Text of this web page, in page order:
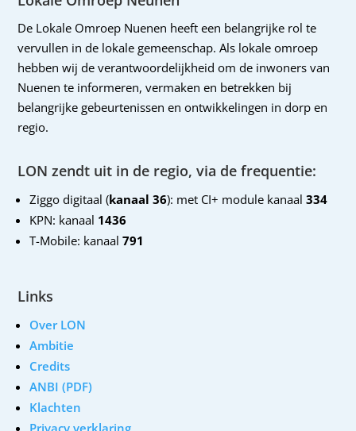
De Lokale Omroep Nuenen heeft een belangrijke rol te
vervullen in de lokale gemeenschap. Als lokale omroep
hebben wij de verantwoordelijkheid om de inwoners van
Nuenen te informeren, vermaken en betrekken bij
belangrijke gebeurtenissen en ontwikkelingen in dorp en
regio.
LON zendt uit in de regio, via de frequentie:
Ziggo digitaal (kanaal 36): met CI+ module kanaal 334
KPN: kanaal 1436
T-Mobile: kanaal791
Links
Over LON
Ambitie
Credits
ANBI (PDF)
Klachten